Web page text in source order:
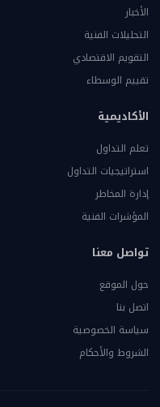
الأخبار
التحليلات الفنية
التقويم الاقتصادي
تقييم الوسطاء
الأكاديمية
تعلم التداول
استراتيجيات التداول
إدارة المخاطر
المؤشرات الفنية
تواصل معنا
حول الموقع
اتصل بنا
سياسة الخصوصية
الشروط والأحكام